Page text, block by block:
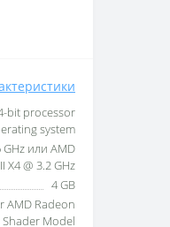
bit processor
system
GHz или AMD
X4 @ 3.2 GHz
4 GB
AMD Radeon
Shader Model